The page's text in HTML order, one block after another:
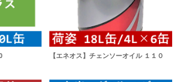
【エネオス】チェンソーオイル １１０